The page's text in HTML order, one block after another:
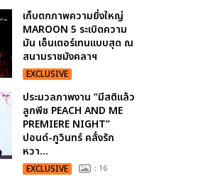
เก็บตกภาพความยิ่งใหญ่
MAROON 5 ระเบิดความ
มัน เอ็นเตอร์เทนแบบสุด ณ
สนามราชมังคลาฯ
EXCLUSIVE
ประมวลภาพงาน “มีสติแล้ว
ลูกพีช PEACH AND ME
PREMIERE NIGHT”
ปอนด์-ภูวินทร์ คลั่งรัก
หวา...
EXCLUSIVE : 16